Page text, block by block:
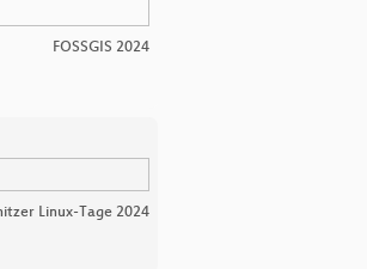
FOSSGIS 2024
Linux-Tage 2024